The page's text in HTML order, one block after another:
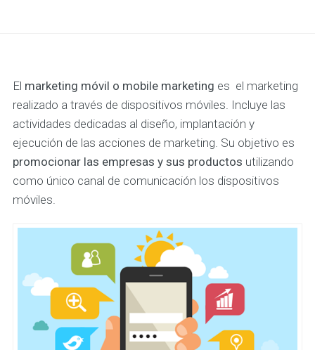
El marketing móvil o mobile marketing es el marketing
realizado a través de dispositivos móviles. Incluye las
actividades dedicadas al diseño, implantación y
ejecución de las acciones de marketing. Su objetivo es
promocionar las empresas y sus productos utilizando
como único canal de comunicación los dispositivos
móviles.